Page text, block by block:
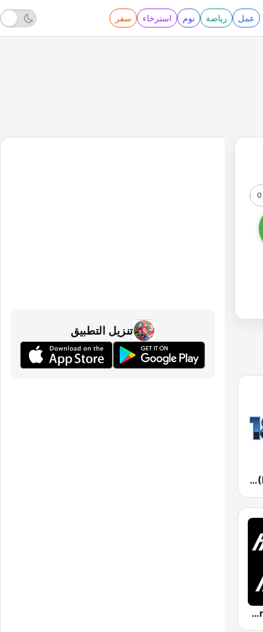
عمل رياضة نوم استرخاء سفر
0
181.fm - The Rock! (Hard Rock)
Hard Rock Heaven
تنزيل التطبيق